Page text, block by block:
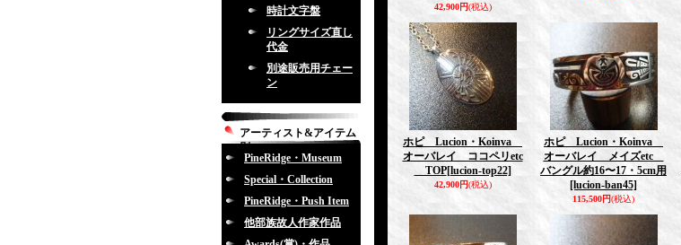
時計文字盤
リングサイズ直し
代金
別途販売用チェー
ン
アーティスト&アイテム
別
PineRidge・Museum
Special・Collection
PineRidge・Push Item
他部族故人作家作品
42,900円(税込)
ホピ Lucion・Koinva
オーバレイ ココペリetc
TOP[lucion-top22]
42,900円(税込)
ホピ Lucion・Koinva
オーバレイ メイズetc
バングル約16〜17・5cm用
[lucion-ban45]
115,500円(税込)